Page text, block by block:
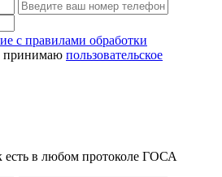
с правилами обработки
принимаю пользовательское
есть в любом протоколе ГОСА